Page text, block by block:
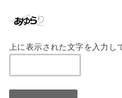
上に表示された文字を入力し